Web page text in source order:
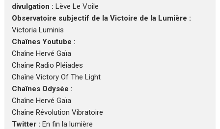
divulgation : Lève Le Voile
Observatoire subjectif de la Victoire de la Lumière :
Victoria Luminis
Chaînes Youtube :
Chaîne Hervé Gaïa
Chaîne Radio Pléiades
Chaîne Victory Of The Light
Chaînes Odysée :
Chaîne Hervé Gaïa
Chaîne Révolution Vibratoire
Twitter : En fin la lumière